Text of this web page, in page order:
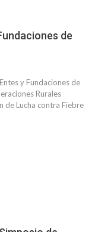
de
y Fundaciones de
Rurales
de Lucha contra Fiebre